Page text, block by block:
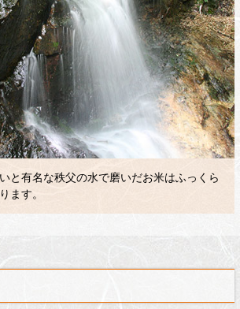
と有名な秩父の水で磨いだお米はふっくら
ます。